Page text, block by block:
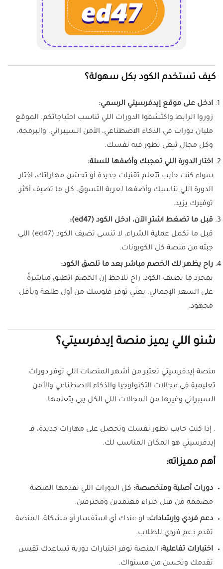
كيف تستخدم الكود بكل سهولة؟
ادخل على موقع إيدفرسيتي الرسمي:
زوروا الرابط واكتشفوا الدورات اللي تناسب احتياجاتكم. الموقع
مليان دورات في الذكاء الاصطناعي، الأمن السيبراني، والبرمجة،
وكل مجال تبغى تطور فيه نفسك.
اختار الدورة اللي تعجبك وأضفها للسلة:
سواء كنت حابب تتعلم تقنيات جديدة أو تحسّن مهاراتك، اختار
الدورة اللي تناسبك وأضفها لعربة التسوق. كل ما تضيف أكثر،
توفيرك يزيد.
قبل ما تضغط اشترِ الآن، ادخل الكود (ed47):
قبل ما تكمل عملية الشراء، لا تنسى تضيف الكود (ed47) اللي
جبته من منصة كل الكوبونات.
راح يظهر لك الخصم مباشر بعد ما تلصق الكود:
بمجرد ما تضيف الكود، راح تلاحظ إن الخصم اتطبق مباشرةً
على السعر الإجمالي. يعني توفر فلوسك من أول طلعة وبأقل
مجهود.
شنو اللي يميز منصة إيدفرسيتي؟
منصة إيدفرسيتي تعتبر من أشهر المنصات اللي توفر دورات
تعليمية في مجالات التكنولوجيا والذكاء الاصطناعي والأمن
السيبراني وغيرها من المجالات اللي الكل يبي يتعلمها.
. إذا كنت حابب تطور نفسك وتحصل على مهارات جديدة، فـ
إيدفرسيتي هو المكان المناسب لك.
أهم مميزاته:
دورات أصلية ومتخصصة: كل الدورات اللي تقدمها المنصة
مصممة من قبل خبراء معتمدين ومحترفين.
دعم فردي وإرشادات: لو عندك أي استفسار أو مشكلة، المنصة
تقدم دعم فردي للطلاب.
اختبارات تفاعلية: المنصة توفر اختبارات دورية تساعدك تقيس
تقدمك وتحسن من مستواك.